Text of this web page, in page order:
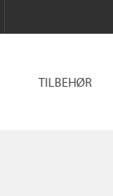
TILBEHØR